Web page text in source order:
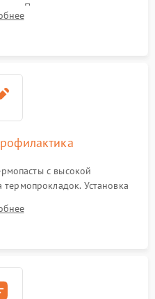
Прошивка микросхемы
портов USB
с высокой
Установка
Предварительная